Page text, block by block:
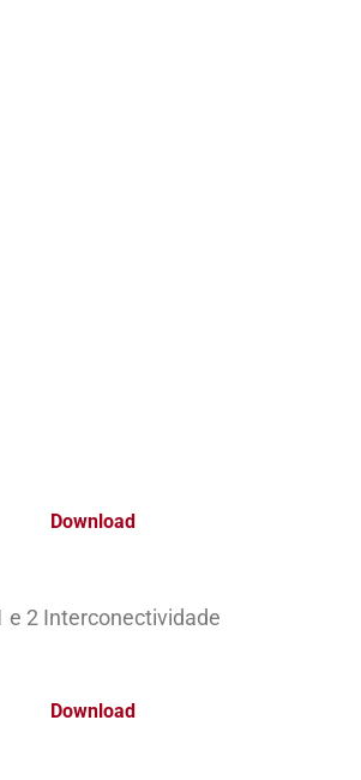
Download
e 2 Interconectividade
Download